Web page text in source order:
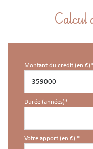
Calcul
Montant du crédit (en €)*
Durée (années)*
Votre apport (en €) *